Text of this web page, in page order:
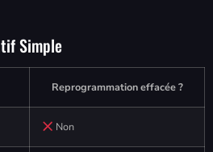
Simple
Reprogrammation effacée ?
Non